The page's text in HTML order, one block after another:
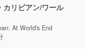
カリビアン/ワール
At World's End